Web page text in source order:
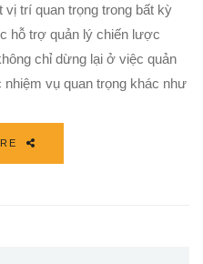
trí quan trọng trong bất kỳ
hỗ trợ quản lý chiến lược
chỉ dừng lại ở việc quản
vụ quan trọng khác như